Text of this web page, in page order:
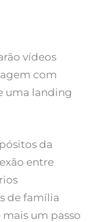
vídeos
com
uma landing
da
entre
de família
um passo